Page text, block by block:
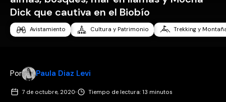
Dick que cautiva en el Biobío
Avistamiento Cultura y Patrimonio Trekking y
Por Paula Diaz Levi
7 de octubre, 2020· Tiempo de lectura: 13 minutos